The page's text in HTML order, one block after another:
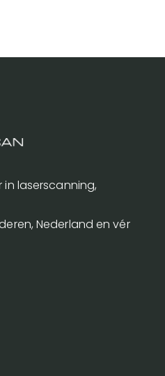
laserscanning,
Nederland en vér